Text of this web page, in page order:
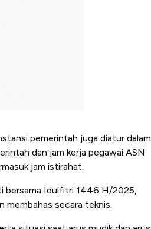
pemerintah juga diatur dalam
dan jam kerja pegawai ASN
jam istirahat.
bersama Idulfitri 1446 H/2025,
membahas secara teknis.